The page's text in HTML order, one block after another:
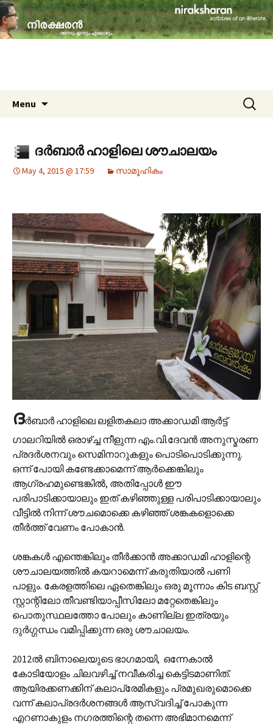
niraksharan (നിരക്ഷരൻ)
travelogues, book reviews, social issues,
cinema, memories & lot more…
Menu
Search
for:
ദർബാർ ഹാളിലെ ശൗചാലയം
May 4, 2015 @ 17:59 സാമൂഹികം
ദർബാർ ഹാളിലെ ലളിതകലാ അക്കാഡമി ആർട്ട്
ഗാലറിയിൽ ഒരാഴ്ച്ച നീളുന്ന എം.വി.ദേവൻ അനുസ്മരണ
പ്രദർശനവും സെമിനാറുകളും പൊടിപൊടിക്കുന്നു.
ഒന്ന് പോയി കണ്ടേക്കാമെന്ന് ആർക്കെങ്കിലും
ആഗ്രഹമുണ്ടെങ്കിൽ, അതിപ്പോൾ ഈ
പരിപാടിക്കായാലും ഇത് കഴിഞ്ഞുള്ള പരിപാടിക്കായാലും
വീട്ടിൽ നിന്ന് ശൗചമൊക്കെ കഴിഞ്ഞ് ശങ്കകളൊക്കെ
തീർത്ത് വേണം പോകാൻ.
ശങ്കകൾ എന്തെങ്കിലും തീർക്കാൻ അക്കാഡമി ഹാളിന്റെ
ശൗചാലയത്തിൽ കയറാമെന്ന് കരുതിയാൽ പണി
പാളും. കേരളത്തിലെ ഏതെങ്കിലും ഒരു മൂന്നാം കിട ബസ്റ്റ്
സ്റ്റാന്റിലോ തീവണ്ടിയാപ്പീസിലോ മറ്റേതെങ്കിലും
പൊതുസ്ഥലത്തോ പോലും കാണില്ല ഇത്രയും
ദുർഗ്ഗന്ധം വമിപ്പിക്കുന്ന ഒരു ശൗചാലയം.
2012ൽ ബിനാലെയുടെ ഭാഗമായി, ഒന്നേകാൽ
കോടിയോളം ചിലവഴിച്ച് നവീകരിച്ച കെട്ടിടമാണിത്.
ആയിരക്കണക്കിന് കലാപ്രേമികളും പ്രമുഖരുമൊക്കെ
വന്ന് കലാപ്രദർശനങ്ങൾ ആസ്വദിച്ച് പോകുന്ന
എറണാകുളം നഗരത്തിന്റെ തന്നെ അഭിമാനമെന്ന്